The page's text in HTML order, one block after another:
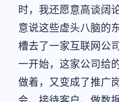
时，我还愿意高谈阔
意说这些虚头八脑的
槽去了一家互联网公
一开始，这家公司给
做着，又变成了推广